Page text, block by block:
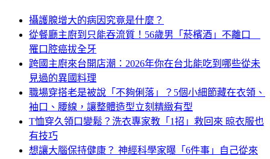
攝護腺增大的病因究竟是什麼？
從餐廳主廚到只能吞流質！56歲男「菸檳酒」不離口
罹口腔癌拔全牙
跨國主廚來台開店潮：2026年你在台北能吃到哪些從未
見過的異國料理
職場穿搭老是被說「不夠俐落」？5個小細節藏在衣領、
袖口、腰線，讓整體造型立刻精緻有型
T恤穿久領口變鬆？洗衣專家教「1招」救回來 晾衣服也
有技巧
想讓大腦保持健康？ 神經科學家曝「6件事」自己從來